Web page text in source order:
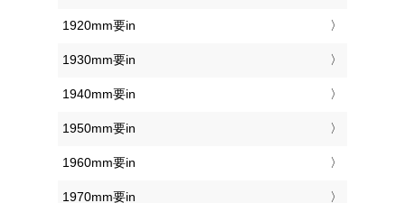
1920mm要in
1930mm要in
1940mm要in
1950mm要in
1960mm要in
1970mm要in